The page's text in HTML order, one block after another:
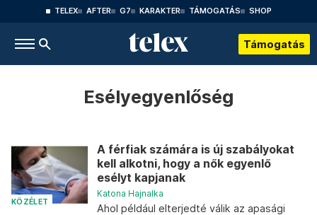
TELEX AFTER G7 KARAKTER TÁMOGATÁS SHOP
Támogatás
Esélyegyenlőség
KÖZÉLET
A férfiak számára is új szabályokat
kell alkotni, hogy a nők egyenlő
esélyt kapjanak
Katona Hajnalka
Ahol például elterjedté válik az apasági